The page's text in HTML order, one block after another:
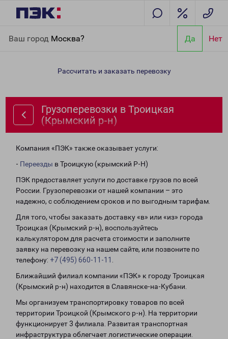
Ваш город Москва? Да Нет
р-н)
Рассчитать и заказать перевозку
Грузоперевозки в Троицкая
(Крымский р-н)
Компания «ПЭК» также оказывает услуги:
- Переезды в Троицкую (крымский Р-Н)
ПЭК предоставляет услуги по доставке грузов по всей
России. Грузоперевозки от нашей компании – это
надежно, с соблюдением сроков и по выгодным тарифам.
Для того, чтобы заказать доставку «в» или «из» города
Троицкая (Крымский р-н), воспользуйтесь
калькулятором для расчета стоимости и заполните
заявку на перевозку на нашем сайте, или позвоните по
телефону: +7 (495) 660-11-11
Ближайший филиал компании «ПЭК» к городу Троицкая
(Крымский р-н) находится в Славянске-на-Кубани.
Мы организуем транспортировку товаров по всей
территории Троицкой (Крымского р-н). На территории
функционирует 3 филиала. Развитая транспортная
инфраструктура облегчает логистические операции.